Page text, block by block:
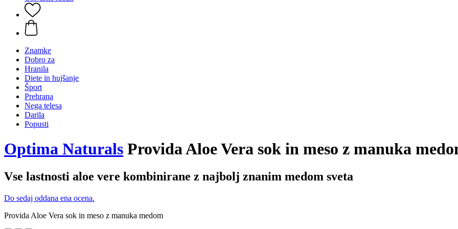
Znamke
Dobro za
Hranila
Diete in hujšanje
Šport
Prehrana
Nega telesa
Darila
Popusti
Optima Naturals Provida Aloe Vera sok in meso z manuka
Vse lastnosti aloe vere kombinirane z najbolj znanim medom sveta
Do sedaj oddana ena ocena.
Provida Aloe Vera sok in meso z manuka medom